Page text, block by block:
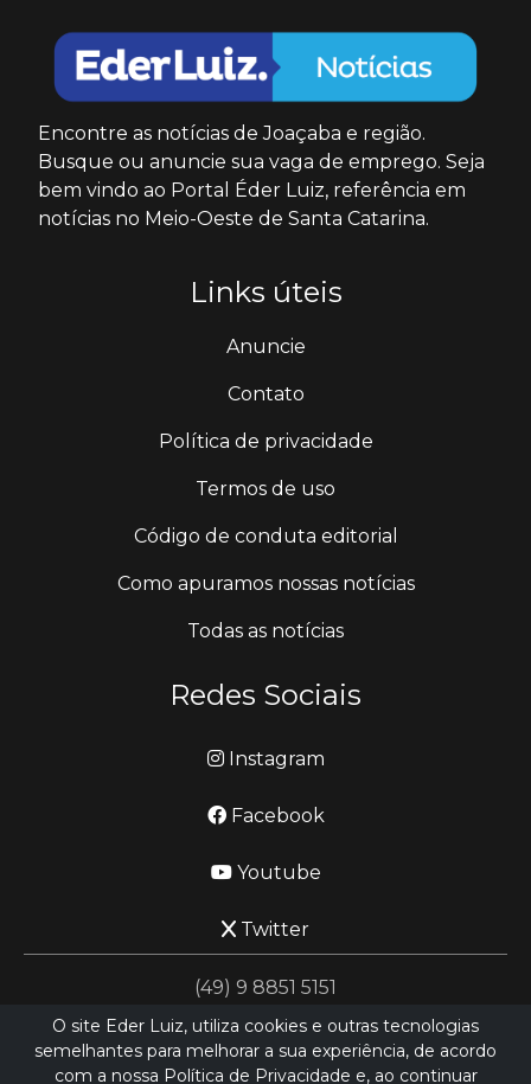
Encontre as notícias de Joaçaba e região.
Busque ou anuncie sua vaga de emprego. Seja
bem vindo ao Portal Éder Luiz, referência em
notícias no Meio-Oeste de Santa Catarina.
Links úteis
Anuncie
Contato
Política de privacidade
Termos de uso
Código de conduta editorial
Como apuramos nossas notícias
Todas as notícias
Redes Sociais
Instagram
Facebook
Youtube
Twitter
(49) 9 8851 5151
jornalismo@ederluiz.com.vc
O site Eder Luiz, utiliza cookies e outras tecnologias
semelhantes para melhorar a sua experiência, de acordo
com a nossa Política de Privacidade e, ao continuar